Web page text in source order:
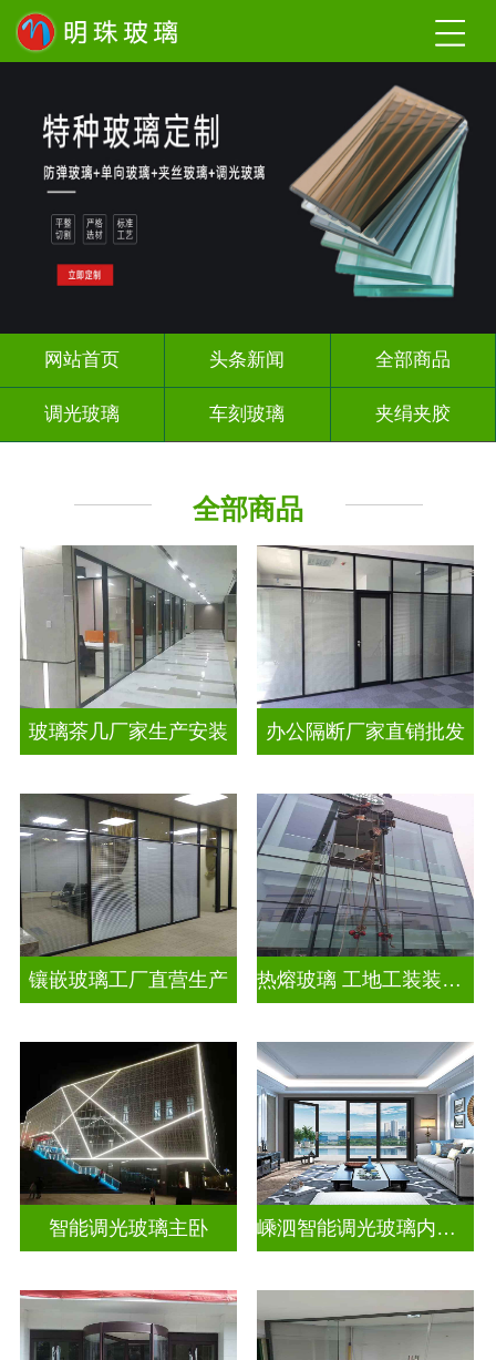
网站首页 头条新闻 全部商品
调光玻璃 车刻玻璃 夹绢夹胶
智能镜子
全部商品
玻璃茶几厂家生产安装 办公隔断厂家直销批发
镶嵌玻璃工厂直营生产 热熔玻璃 工地工装装饰玻璃
智能调光玻璃主卧 嵊泗智能调光玻璃内置百叶隔断拆装